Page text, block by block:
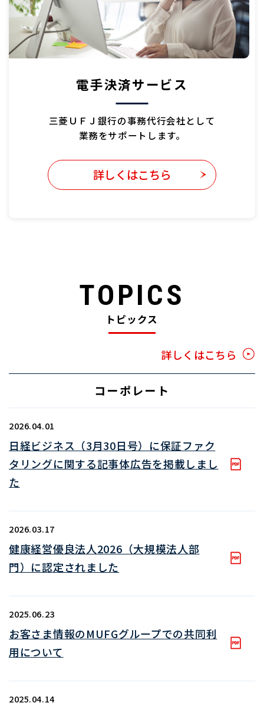
電手決済サービス
三菱ＵＦＪ銀行の事務代行会社として
業務をサポートします。
詳しくはこちら
TOPICS
トピックス
詳しくはこちら
コーポレート
2026.04.01
日経ビジネス（3月30日号）に保証ファク
タリングに関する記事体広告を掲載しまし
た
2026.03.17
健康経営優良法人2026（大規模法人部
門）に認定されました
2025.06.23
お客さま情報のMUFGグループでの共同利
用について
2025.04.14